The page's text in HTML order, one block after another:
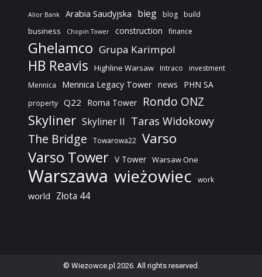
Alior Bank Arabia Saudyjska bieg blog build
business Chopin Tower construction finance
Ghelamco Grupa Karimpol
HB Reavis Highline Warsaw Intraco
investment
Mennica
Mennica Legacy Tower news PHN SA
property Q22 Roma Tower Rondo ONZ
Skyliner Skyliner II Taras Widokowy
The Bridge Towarowa22 Varso
Varso Tower V Tower Warsaw One
Warszawa wieżowiec work
world Złota 44
© Wiezowce.pl 2026. All rights reserved.